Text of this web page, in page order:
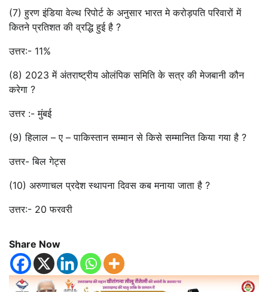
(7) हुरण इंडिया वेल्थ रिपोर्ट के अनुसार भारत मे करोड़पति परिवारों में
कितने प्रतिशत की व्रद्धि हुई है ?
उत्तर:- 11%
(8) 2023 में अंतराष्ट्रीय ओलंपिक समिति के सत्र की मेजबानी कौन
करेगा ?
उत्तर :- मुंबई
(9) हिलाल – ए – पाकिस्तान सम्मान से किसे सम्मानित किया गया है ?
उत्तर- बिल गेट्स
(10) अरुणाचल प्रदेश स्थापना दिवस कब मनाया जाता है ?
उत्तर:- 20 फरवरी
Share Now